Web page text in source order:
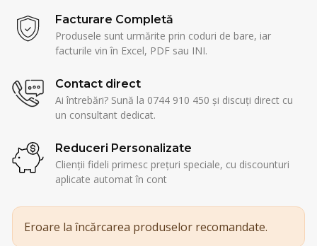
Facturare Completă
Produsele sunt urmărite prin coduri de bare, iar
facturile vin în Excel, PDF sau INI.
Contact direct
Ai întrebări? Sună la 0744 910 450 și discuți direct cu
un consultant dedicat.
Reduceri Personalizate
Clienții fideli primesc prețuri speciale, cu discounturi
aplicate automat în cont
Eroare la încărcarea produselor recomandate.